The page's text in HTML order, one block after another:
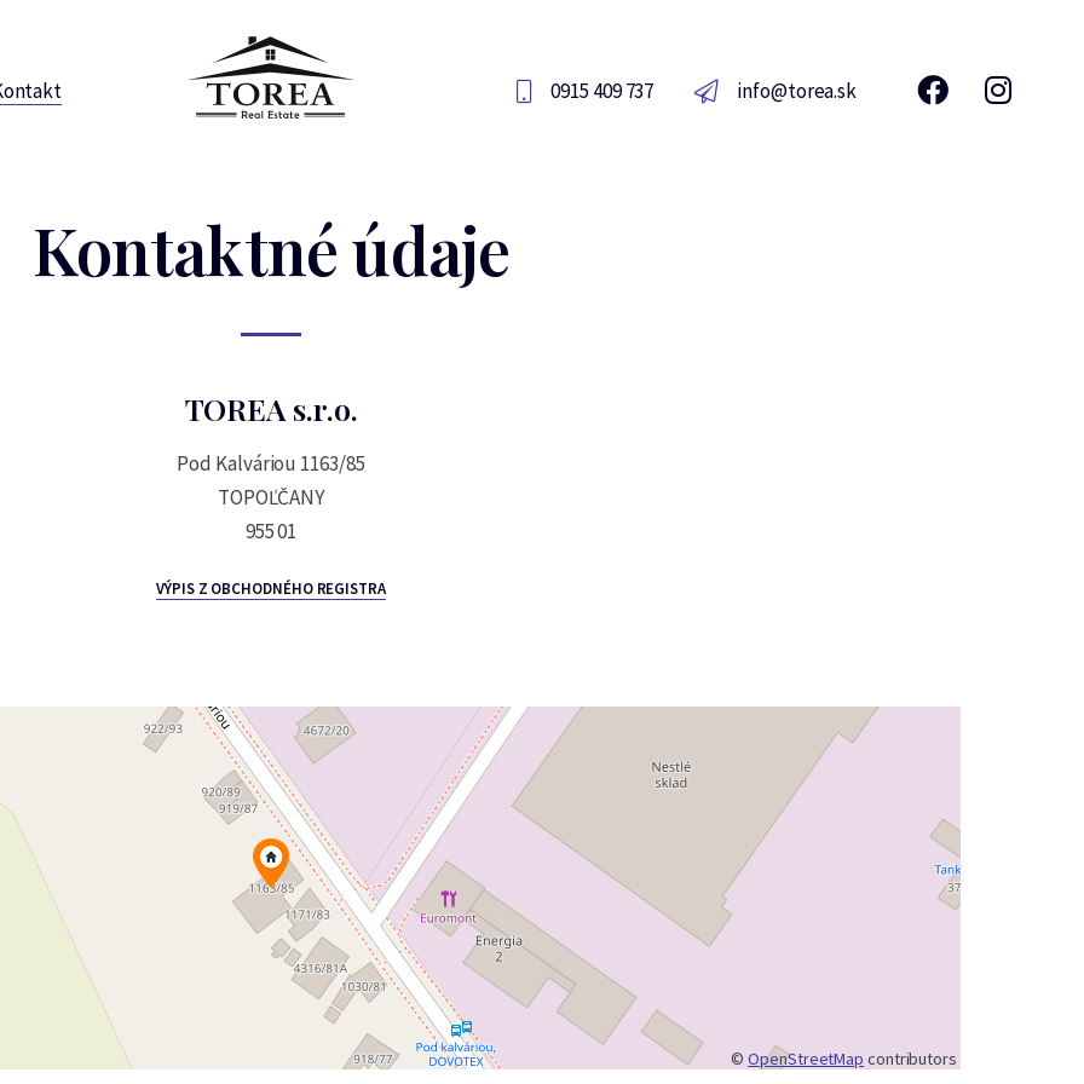
0915 409 737 info@torea.sk
Kontaktné údaje
TOREA s.r.o.
Pod Kalváriou 1163/85
TOPOĽČANY
955 01
VÝPIS Z OBCHODNÉHO REGISTRA
©OpenStreetMap contributors